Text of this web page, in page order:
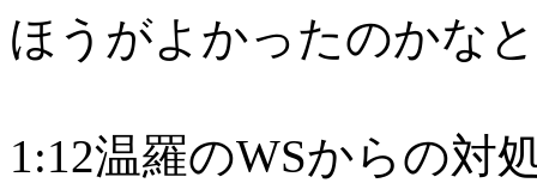
ほうがよかったのかな
1:12温羅のWSからの対